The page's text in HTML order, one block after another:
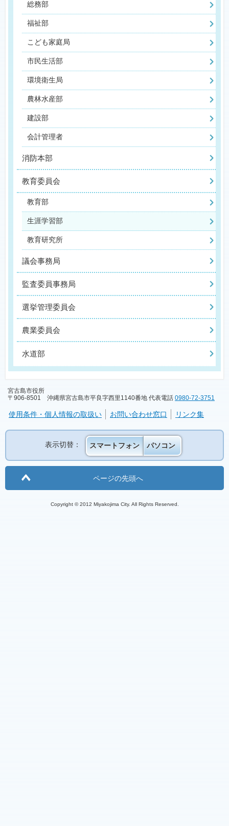
総務部
福祉部
こども家庭局
市民生活部
環境衛生局
農林水産部
建設部
会計管理者
消防本部
教育委員会
教育部
生涯学習部
教育研究所
議会事務局
監査委員事務局
選挙管理委員会
農業委員会
水道部
宮古島市役所
〒906-8501 沖縄県宮古島市平良字西里1140番地 代表電話 0980-72-3751
使用条件・個人情報の取扱い お問い合わせ窓口 リンク集
表示切替： スマートフォン パソコン
ページの先頭へ
Copyright © 2012 Miyakojima City. All Rights Reserved.